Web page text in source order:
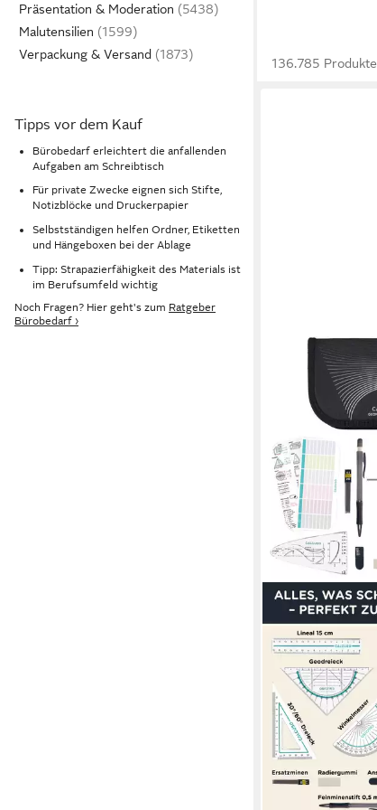
Präsentation & Moderation
Malutensilien
Verpackung & Versand
Tipps vor dem Kauf
Bürobedarf erleichtert die anfallenden
Aufgaben am Schreibtisch
Für private Zwecke eignen sich Stifte,
Notizblöcke und Druckerpapier
Selbstständigen helfen Ordner, Etiketten
und Hängeboxen bei der Ablage
Tipp: Strapazierfähigkeit des Materials ist
im Berufsumfeld wichtig
Noch Fragen? Hier geht's zum Ratgeber
Bürobedarf ›
136.785 Produkte